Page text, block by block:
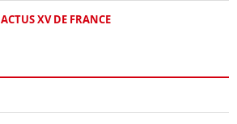
ACTUS XV DE FRANCE